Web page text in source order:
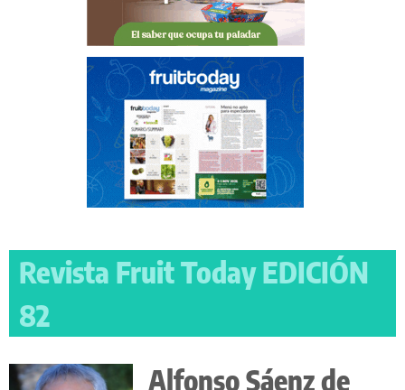
Revista Fruit Today EDICIÓN
82
Alfonso Sáenz de